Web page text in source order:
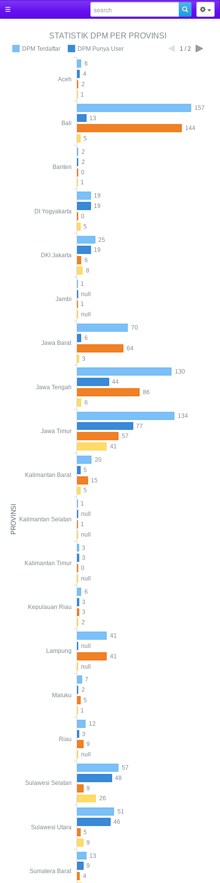
6
157
2
19
25
1
70
130
134
20
1
3
6
41
7
12
57
51
13
4
13
2
19
19
null
6
44
77
5
null
3
3
null
2
3
48
46
9
2
144
0
0
6
1
64
86
57
15
1
0
3
41
5
9
9
5
4
1
5
1
5
8
null
3
6
41
5
null
null
2
null
1
null
26
9
PROVINSI
Aceh
Bali
Banten
DI Yogyakarta
DKI Jakarta
Jambi
Jawa Barat
Jawa Tengah
Jawa Timur
Kalimantan Barat
Kalimantan Selatan
Kalimantan Timur
Kepulauan Riau
Lampung
Maluku
Riau
Sulawesi Selatan
Sulawesi Utara
Sumatera Barat
STATISTIK DPM PER PROVINSI
DPM Terdaftar DPM Punya User 1 / 2